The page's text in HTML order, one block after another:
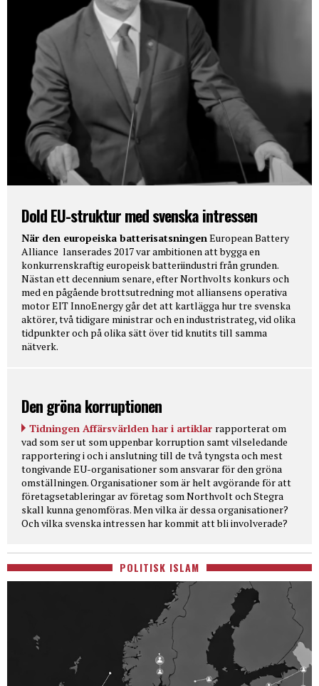
Dold EU-struktur med svenska intressen
När den europeiska batterisatsningenEuropean Battery
Alliance lanserades 2017 var ambitionen att bygga en
konkurrenskraftig europeisk batteriindustri från grunden.
Nästan ett decennium senare, efter Northvolts konkurs och
med en pågående brottsutredning mot alliansens operativa
motor EIT InnoEnergy går det att kartlägga hur tre svenska
aktörer, två tidigare ministrar och en industristrateg, vid olika
tidpunkter och på olika sätt över tid knutits till samma
nätverk.
Den gröna korruptionen
Tidningen Affärsvärlden har i artiklar rapporterat om
vad som ser ut som uppenbar korruption samt vilseledande
rapportering i och i anslutning till de två tyngsta och mest
tongivande EU-organisationer som ansvarar för den gröna
omställningen. Organisationer som är helt avgörande för att
företagsetableringar av företag som Northvolt och Stegra
skall kunna genomföras. Men vilka är dessa organisationer?
Och vilka svenska intressen har kommit att bli involverade?
POLITISK ISLAM